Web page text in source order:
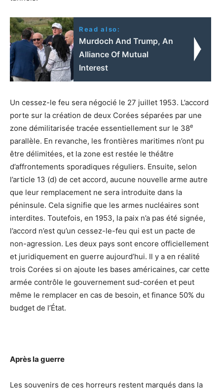
Read also:
Murdoch And Trump, An
Alliance Of Mutual
Interest
Un cessez-le feu sera négocié le 27 juillet 1953. L’accord
porte sur la création de deux Corées séparées par une
zone démilitarisée tracée essentiellement sur le 38e
parallèle. En revanche, les frontières maritimes n’ont pu
être délimitées, et la zone est restée le théâtre
d’affrontements sporadiques réguliers. Ensuite, selon
l’article 13 (d) de cet accord, aucune nouvelle arme autre
que leur remplacement ne sera introduite dans la
péninsule. Cela signifie que les armes nucléaires sont
interdites. Toutefois, en 1953, la paix n’a pas été signée,
l’accord n’est qu’un cessez-le-feu qui est un pacte de
non-agression. Les deux pays sont encore officiellement
et juridiquement en guerre aujourd’hui. Il y a en réalité
trois Corées si on ajoute les bases américaines, car cette
armée contrôle le gouvernement sud-coréen et peut
même le remplacer en cas de besoin, et finance 50% du
budget de l’État.
Après la guerre
Les souvenirs de ces horreurs restent marqués dans la